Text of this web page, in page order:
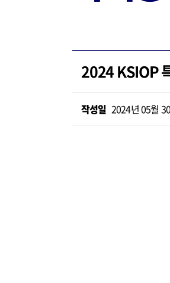
2024 KSIOP
작성일 2024년 05월